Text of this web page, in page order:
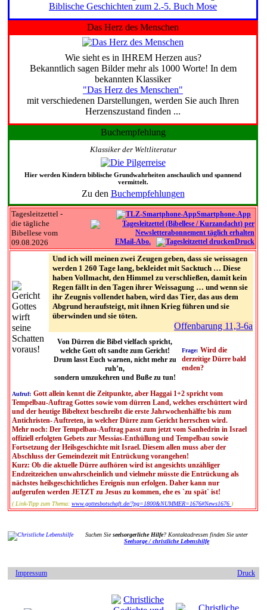
Biblische Geschichten zum 2.-5. Buch Mose
Das Herz des Menschen
Wie sieht es in IHREM Herzen aus?
Bekanntlich sagen Bilder mehr als 1000 Worte! In dem
bekannten Klassiker
"Das Herz des Menschen"
mit verschiedenen Darstellungen, werden Sie auch Ihren
Herzenszustand finden ...
Buchempfehlung
Klassiker der Weltliteratur
Hier werden Kindern biblische Grundwahrheiten anschaulich und spannend
vermittelt.
Zu den Buchempfehlungen
Tagesleitzettel -
die tägliche
Bibellese vom
09.08.2026
Smartphone-App
EMail-Abo. Druck
Und ich will meinen zwei Zeugen geben, dass sie weissagen
werden 1 260 Tage lang, bekleidet mit Sacktuch … Diese
haben Vollmacht, den Himmel zu verschließen, damit kein
Regen fällt in den Tagen ihrer Weissagung … und wenn sie
ihr Zeugnis vollendet haben, wird das Tier, das aus dem
Abgrund heraufsteigt, mit ihnen Krieg führen und sie
überwinden und sie töten.
Offenbarung 11,3-6a
Von Dürren die Bibel vielfach spricht,
welche Gott oft sandte zum Gericht!
Drum lasst Euch warnen, nicht mehr zu
ruh’n,
sondern umzukehren und Buße zu tun!
Frage: Wird die
derzeitige Dürre bald
enden?
Aufruf: Gott allein kennt die Zeitpunkte, aber Haggai 1+2 spricht vom
Tempelbau-Auftrag Gottes sowie vom dürren Land, welches erschüttert wird
und der heutige Bibeltext beschreibt die erste Jahrwochenhälfte bis zum
Antichristen- Auftreten, in welcher Dürre zum Gericht herrschen wird.
Mehr noch: Der Tempelbau-Auftrag passt zum jetzt vom Sanhedrin in Israel
offiziell erfolgten Gebets zur Messias-Enthüllung und Tempelbau sowie
Fortsetzung der Heilsgeschichte mit Israel. Diesem allen muss aber der
Abschluss der Gemeindezeit mit Entrückung vorangehen!
Kurz: Ob die aktuelle Dürre aufhören wird ist angesichts unzähliger
Endzeitzeichen unwahrscheinlich und vielmehr müsste die Entrückung als
nächstes heilsgeschichtliches Ereignis nun erfolgen. Daher kann nur
aufgerufen werden JETZT zu Jesus zu kommen, ehe es `zu spät` ist!
( Link-Tipp zum Thema: www.gottesbotschaft.de/?pg=1800&NUMMER=1676#News1676 )
Suchen Sieseelsorgerliche Hilfe? Kontaktadressen finden Sie unter
Seelsorge / christliche Lebenshilfe
Impressum Druck